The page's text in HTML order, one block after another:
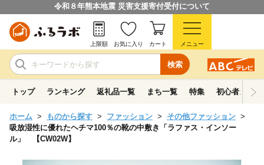
令和８年熊本地震 災害支援寄付受付について
検索
上限額 お気に入り カート メニュー
トップ ランキング 返礼品一覧 まち一覧 特集 初心者ガイド
ホーム ものから探す ファッション
その他ファッション
吸放湿性に優れたヘチマ100％の靴の中敷き「ラファス・インソー
ル」 【CW02W】